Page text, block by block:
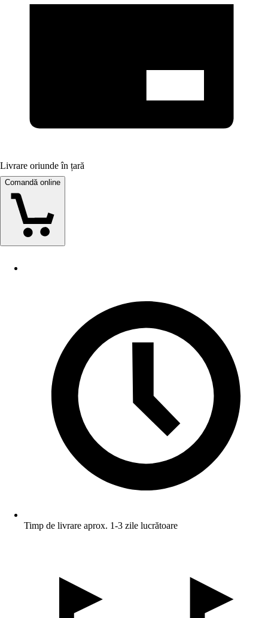
Livrare oriunde în țară
Comandă online
Timp de livrare aprox. 1-3 zile lucrătoare